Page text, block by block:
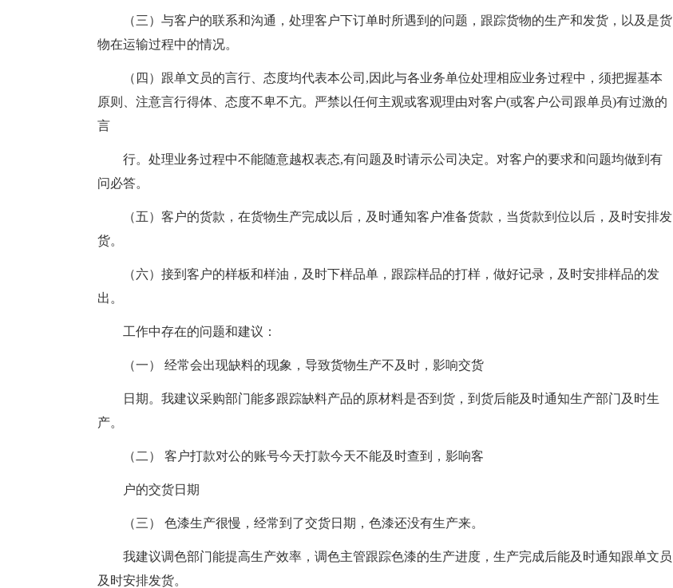
（三）与客户的联系和沟通，处理客户下订单时所遇到的问题，跟踪货物的生产和发货，以及是货
物在运输过程中的情况。
（四）跟单文员的言行、态度均代表本公司,因此与各业务单位处理相应业务过程中，须把握基本
原则、注意言行得体、态度不卑不亢。严禁以任何主观或客观理由对客户(或客户公司跟单员)有过激的
言
行。处理业务过程中不能随意越权表态,有问题及时请示公司决定。对客户的要求和问题均做到有
问必答。
（五）客户的货款，在货物生产完成以后，及时通知客户准备货款，当货款到位以后，及时安排发
货。
（六）接到客户的样板和样油，及时下样品单，跟踪样品的打样，做好记录，及时安排样品的发
出。
工作中存在的问题和建议：
（一） 经常会出现缺料的现象，导致货物生产不及时，影响交货
日期。我建议采购部门能多跟踪缺料产品的原材料是否到货，到货后能及时通知生产部门及时生
产。
（二） 客户打款对公的账号今天打款今天不能及时查到，影响客
户的交货日期
（三） 色漆生产很慢，经常到了交货日期，色漆还没有生产来。
我建议调色部门能提高生产效率，调色主管跟踪色漆的生产进度，生产完成后能及时通知跟单文员
及时安排发货。